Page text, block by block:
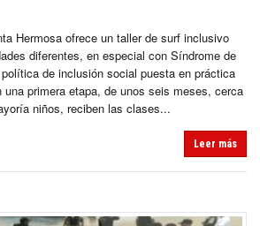
Hermosa ofrece un taller de surf inclusivo
diferentes, en especial con Síndrome de
de inclusión social puesta en práctica
una primera etapa, de unos seis meses, cerca
niños, reciben las clases...
Leer más